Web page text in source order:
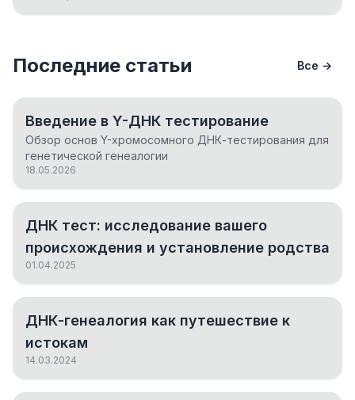
Последние статьи Все →
Введение в Y-ДНК тестирование
Обзор основ Y-хромосомного ДНК-тестирования для
генетической генеалогии
18.05.2026
ДНК тест: исследование вашего
происхождения и установление родства
01.04.2025
ДНК-генеалогия как путешествие к
истокам
14.03.2024